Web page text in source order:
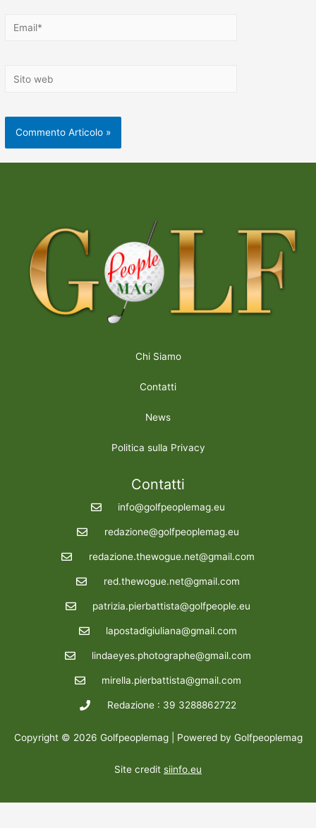
Chi Siamo
Contatti
News
Politica sulla Privacy
Contatti
info@golfpeoplemag.eu
redazione@golfpeoplemag.eu
redazione.thewogue.net@gmail.com
red.thewogue.net@gmail.com
patrizia.pierbattista@golfpeople.eu
lapostadigiuliana@gmail.com
lindaeyes.photographe@gmail.com
mirella.pierbattista@gmail.com
Redazione : 39 3288862722
Copyright © 2026 Golfpeoplemag | Powered by Golfpeoplemag
Site credit siinfo.eu